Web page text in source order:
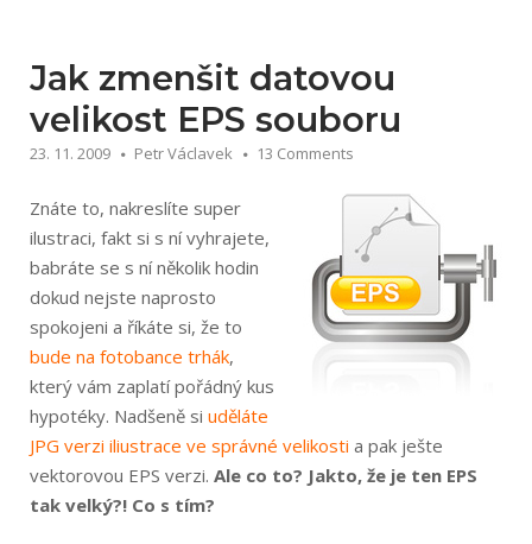
Jak zmenšit datovou
velikost EPS souboru
23. 11. 2009 Petr Václavek 13 Comments
Znáte to, nakreslíte super
ilustraci, fakt si s ní vyhrajete,
babráte se s ní několik hodin
dokud nejste naprosto
spokojeni a říkáte si, že to
bude na fotobance trhák,
který vám zaplatí pořádný kus
hypotéky. Nadšeně si uděláte
JPG verzi iliustrace ve správné velikosti a pak ješte
vektorovou EPS verzi. Ale co to? Jakto, že je ten EPS
tak velký?! Co s tím?